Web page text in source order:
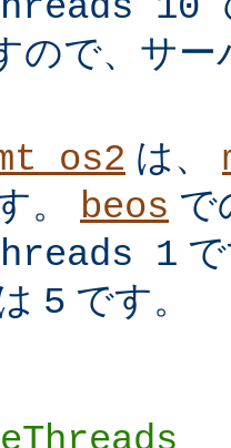
ので、サ
は、
。 beos で
1
5 です。